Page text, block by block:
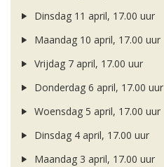
Dinsdag 11 april, 17.00 uur
Maandag 10 april, 17.00 uur
Vrijdag 7 april, 17.00 uur
Donderdag 6 april, 17.00 uur
Woensdag 5 april, 17.00 uur
Dinsdag 4 april, 17.00 uur
Maandag 3 april, 17.00 uur